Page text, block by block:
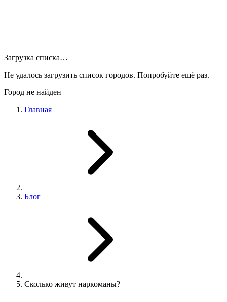
Загрузка списка…
Не удалось загрузить список городов. Попробуйте ещё раз.
Город не найден
Главная
Блог
Сколько живут наркоманы?